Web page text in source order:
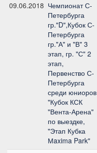
09.06.2018 Чемпионат С-
Петербурга
гр."D",Кубок С-
Петербурга
гр."А" и "В" 3
этап, гр. "С" 2
этап,
Первенство С-
Петербурга
среди юниоров
"Кубок КСК
"Вента-Арена"
по выездке,
"Этап Кубка
Мaxima Park"